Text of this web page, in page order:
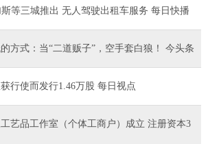
等三城推出 无人驾驶出租车服务 每日快播
方式：当“二道贩子”，空手套白狼！ 今头条
行使而发行1.46万股 每日视点
艺品工作室（个体工商户）成立 注册资本3